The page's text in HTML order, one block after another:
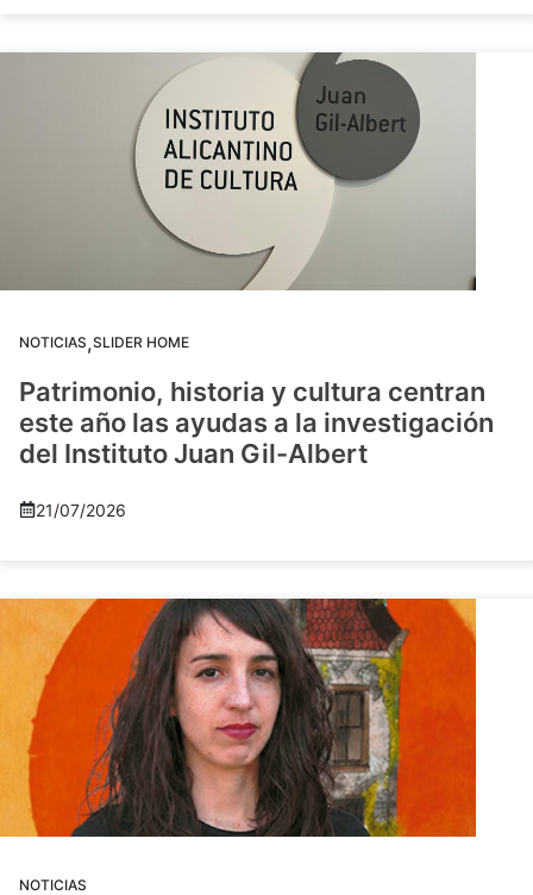
NOTICIAS,SLIDER HOME
Patrimonio, historia y cultura centran
este año las ayudas a la investigación
del Instituto Juan Gil-Albert
21/07/2026
NOTICIAS